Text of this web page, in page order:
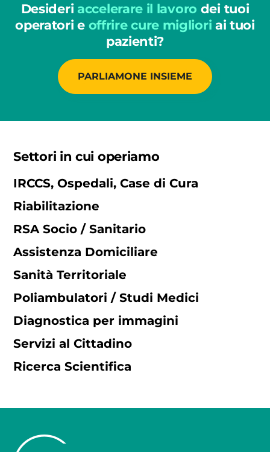
Desideri accelerare il lavoro dei tuoi
operatori e offrire cure migliori ai tuoi
pazienti?
PARLIAMONE INSIEME
Settori in cui operiamo
IRCCS, Ospedali, Case di Cura
Riabilitazione
RSA Socio / Sanitario
Assistenza Domiciliare
Sanità Territoriale
Poliambulatori / Studi Medici
Diagnostica per immagini
Servizi al Cittadino
Ricerca Scientifica